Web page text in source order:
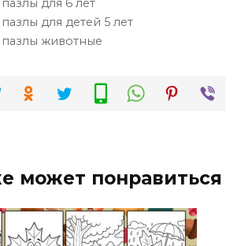
для 6 лет
для детей 5 лет
животные
может понравиться